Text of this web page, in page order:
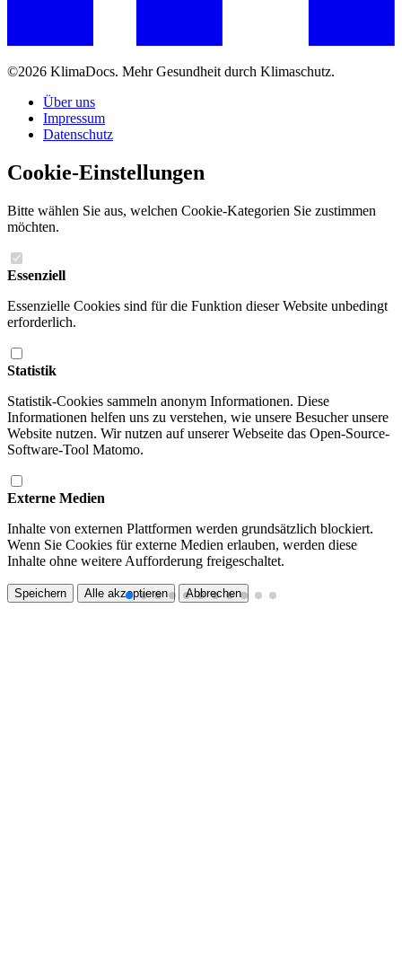
©2026 KlimaDocs. Mehr Gesundheit durch Klimaschutz.
Über uns
Impressum
Datenschutz
Cookie-Einstellungen
Bitte wählen Sie aus, welchen Cookie-Kategorien Sie zustimmen
möchten.
Essenziell
Essenzielle Cookies sind für die Funktion dieser Website unbedingt
erforderlich.
Statistik
Statistik-Cookies sammeln anonym Informationen. Diese
Informationen helfen uns zu verstehen, wie unsere Besucher unsere
Website nutzen. Wir nutzen auf unserer Webseite das Open-Source-
Software-Tool Matomo.
Externe Medien
Inhalte von externen Plattformen werden grundsätzlich blockiert.
Wenn Sie Cookies für externe Medien erlauben, werden diese
Inhalte ohne weitere Aufforderung freigeschaltet.
Speichern Alle akzeptieren Abbrechen